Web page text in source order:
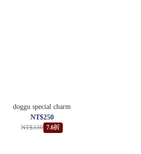
doggu special charm
NT$250
NT$330 7.6折